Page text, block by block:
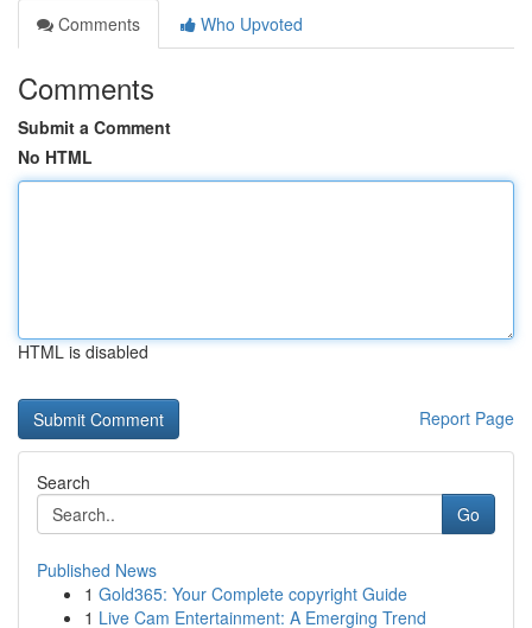
Comments
Who Upvoted
Comments
Submit a Comment
No HTML
HTML is disabled
Report Page
Search
Go
Published News
1 Gold365: Your Complete copyright Guide
1 Live Cam Entertainment: A Emerging Trend